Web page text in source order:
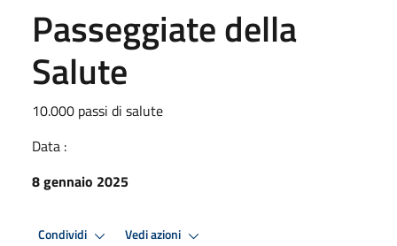
Passeggiate della
Salute
10.000 passi di salute
Data :
8 gennaio 2025
Condividi Vedi azioni